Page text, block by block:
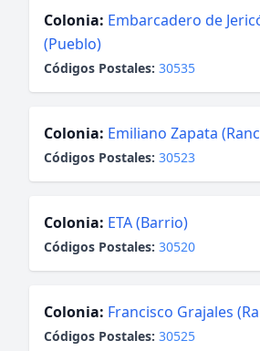
Colonia: Embarcadero de
(Pueblo)
Códigos Postales: 30535
Colonia: Emiliano Zapata
Códigos Postales: 30523
Colonia: ETA (Barrio)
Códigos Postales: 30520
Colonia: Francisco Grajales
Códigos Postales: 30525